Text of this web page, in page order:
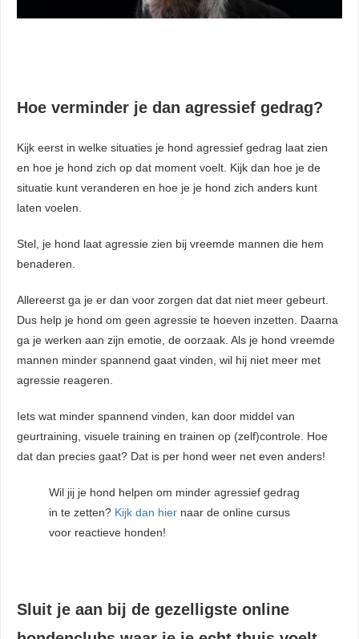
Hoe verminder je dan agressief gedrag?
Kijk eerst in welke situaties je hond agressief gedrag laat zien
en hoe je hond zich op dat moment voelt. Kijk dan hoe je de
situatie kunt veranderen en hoe je je hond zich anders kunt
laten voelen.
Stel, je hond laat agressie zien bij vreemde mannen die hem
benaderen.
Allereerst ga je er dan voor zorgen dat dat niet meer gebeurt.
Dus help je hond om geen agressie te hoeven inzetten. Daarna
ga je werken aan zijn emotie, de oorzaak. Als je hond vreemde
mannen minder spannend gaat vinden, wil hij niet meer met
agressie reageren.
Iets wat minder spannend vinden, kan door middel van
geurtraining, visuele training en trainen op (zelf)controle. Hoe
dat dan precies gaat? Dat is per hond weer net even anders!
Wil jij je hond helpen om minder agressief gedrag
in te zetten? Kijk dan hier naar de online cursus
voor reactieve honden!
Sluit je aan bij de gezelligste online